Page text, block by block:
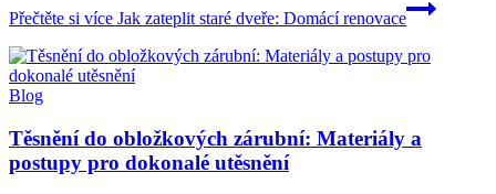
Přečtěte si více Jak zateplit staré dveře: Domácí renovace
Blog
Těsnění do obložkových zárubní: Materiály a
postupy pro dokonalé utěsnění